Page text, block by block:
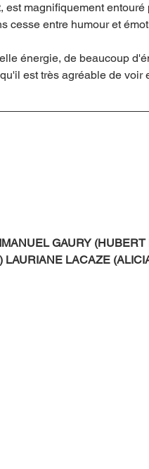
magnifiquement entouré
cesse entre humour et
énergie, de beaucoup
est très agréable de
GAURY (HUBERT
LACAZE